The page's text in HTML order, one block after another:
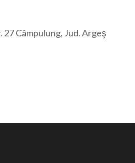
27 Câmpulung, Jud. Argeş